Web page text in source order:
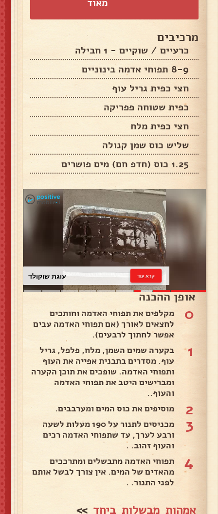
מאוד
מרכיבים
כרעיים / שוקיים - 1 חבילה
8-9 תפוחי אדמה בינוניים
חצי כפית גריל עוף
כפית שטוחה פפריקה
חצי כפית מלח
שליש כוס שמן קנולה
1.25 כוס (חדפ חם) מים פושרים
עוגת שוקולד קרא עוד
אופן ההכנה
0
מקלפים את תפוחי האדמה וחותכים
לחצאים לאורך (אם תפוחי האדמה עבים
אפשר לחתוך לרבעים).
1
בקערה שמים השמן, מלח, פלפל, גריל
עוף. מסדרים בתבנית אפייה את העוף
ותפוחי האדמה. שופכים את תוכן הקערה
ומברישים היטב את תפוחי האדמה
והעוף..
2 מוסיפים את כוס המים ומערבבים.
3
מכניסים לתנור על 190 מעלות לשעה
ורבע לערך, עד שתפוחי האדמה רכים
והעוף זהוב. .
4
תפוחי האדמה מתבשלים ומתרככים
מהאדים של המים. אין צורך לבשל אותם
לפני התנור. .
אמהות מבשלות ביחד >>